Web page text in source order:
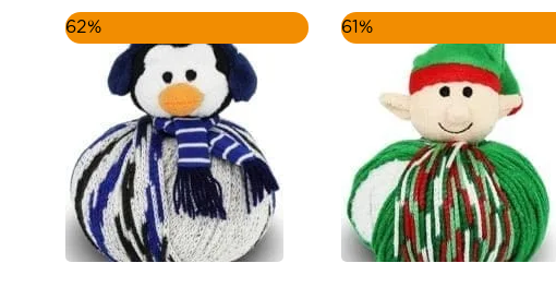
62%
fost:
39,00 lei.
este:
15,00 lei.
61%
a
fost:
38,00 lei.
este:
15,00 lei.